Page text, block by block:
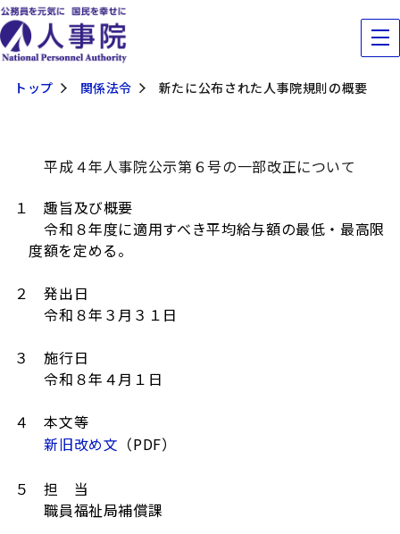
トップ 関係法令 新たに公布された人事院規則の概要
平成４年人事院公示第６号の一部改正について
１ 趣旨及び概要
令和８年度に適用すべき平均給与額の最低・最高限
度額を定める。
２ 発出日
令和８年３月３１日
３ 施行日
令和８年４月１日
４ 本文等
新旧改め文 （PDF）
５ 担 当
職員福祉局補償課